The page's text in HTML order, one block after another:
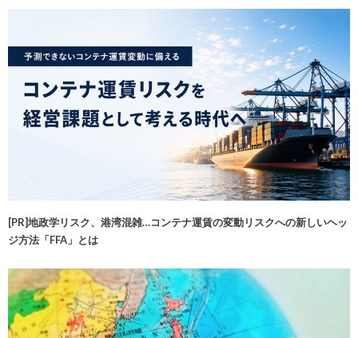
[PR]地政学リスク、港湾混雑…コンテナ運賃の変動リスクへの新しいヘッ
ジ方法「FFA」とは